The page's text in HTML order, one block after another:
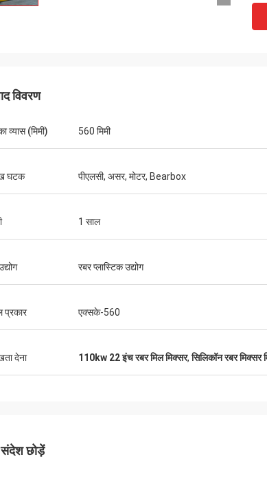
विवरण
व्यास (मिमी) 560 मिमी
घटक पीएलसी, असर, मोटर, Bearbox
1 साल
रबर प्लास्टिक उद्योग
प्रकार एक्सके-560
देना 110kw 22 इंच रबर मिल मिक्सर,सिलिकॉन रबर मिक्सर
छोड़ें